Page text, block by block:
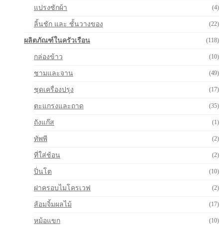
แปรงซักผ้า (4)
ลิ้นชัก และ ชั้นวางของ (22)
ผลิตภัณฑ์ในครัวเรือน (118)
กล่องข้าว (10)
ชามและจาน (49)
ชุดเครื่องปรุง (17)
ตะแกรงและถาด (35)
ถังแก๊ส (1)
ทัพพี (2)
ที่ใส่ช้อน (2)
ปิ่นโต (10)
ฝาครอบไมโครเวฟ (2)
ส้อมจิ้มผลไม้ (17)
หม้อแขก (10)